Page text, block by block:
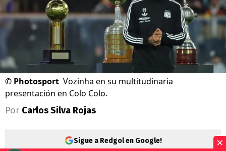
© Photosport Vozinha en su multitudinaria
presentación en Colo Colo.
Por Carlos Silva Rojas
Sigue a Redgol en Google! ×